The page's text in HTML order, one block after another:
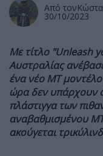
Από τον
30/10/2023
Με τίτλο "Unleash
Αυστραλίας
ένα νέο MT
ώρα δεν υπάρχουν
πλάστιγγα των
αναβαθμισμένου
ακούγεται